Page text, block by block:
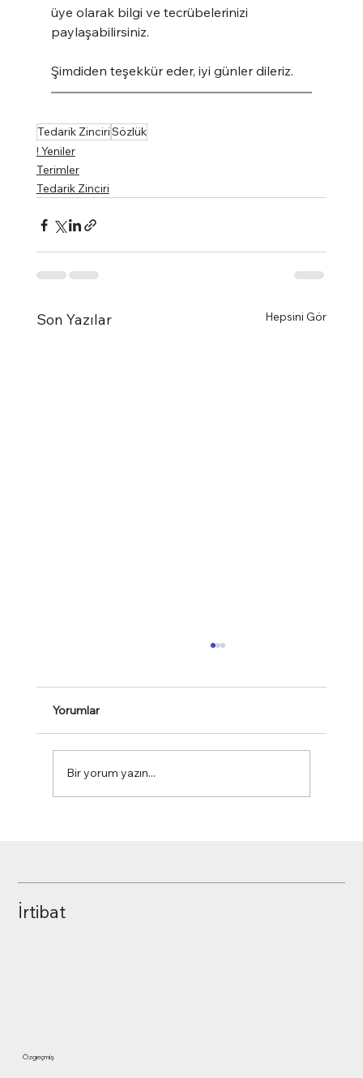
üye olarak bilgi ve tecrübelerinizi
paylaşabilirsiniz.
Şimdiden teşekkür eder, iyi günler dileriz.
Tedarik ZinciriSözlük
! Yeniler
Terimler
Tedarik Zinciri
Son Yazılar Hepsini Gör
Friendshoring
Yorumlar
Bir yorum yazın...
İrtibat
Özgeçmiş